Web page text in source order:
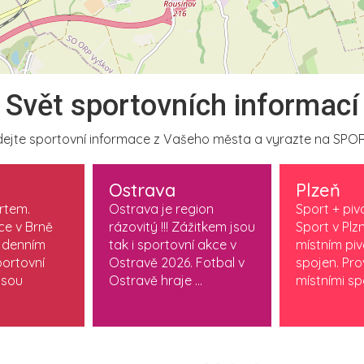
Svět sportovních informací
sportovní informace z Vašeho města a vyrazte na
v Brně
Ostrava
Ostrava je region
rázovitý !!! Zážitkem jsou
tak i sportovní akce v
Ostravě 2026. Fotbal v
Ostravě hraje ...
Plzeň
Sport +
Sport v
místním
spojen.
místními